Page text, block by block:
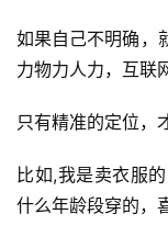
如果自己不明确，
力物力人力，互联
只有精准的定位，
比如,我是卖衣服
什么年龄段穿的，